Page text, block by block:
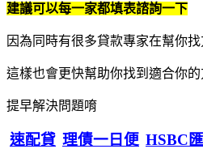
建議可以每一家都填表諮詢一下
因為同時有很多貸款專家在幫你找
這樣也會更快幫助你找到適合你
提早解決問題唷
速配貸 理債一日便 HSBC